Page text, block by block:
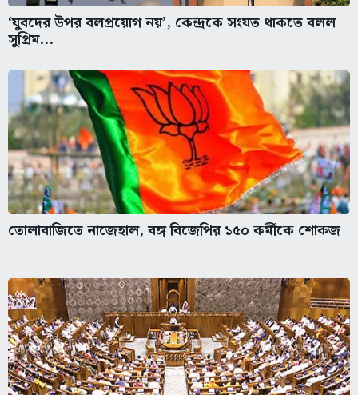
‘যুবদের উপর বলপ্রয়োগ নয়’, কেন্দ্রকে সংযত থাকতে বলল
সুপ্রিম...
তোলাবাজিতে নাজেহাল, বঙ্গ বিজেপির ১৫০ কর্মীকে শোকজ